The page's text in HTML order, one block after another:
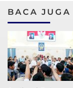
BACA JUGA